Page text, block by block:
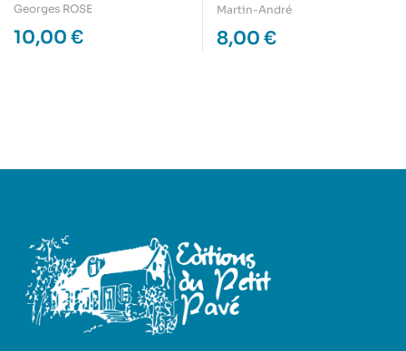
Georges ROSE
10,00 €
Martin-André
8,00 €